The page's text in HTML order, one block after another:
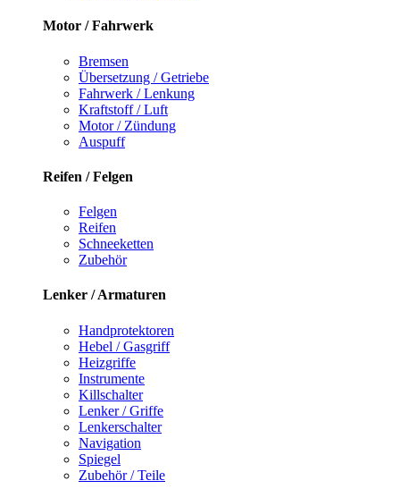
Motor / Fahrwerk
Bremsen
Übersetzung / Getriebe
Fahrwerk / Lenkung
Kraftstoff / Luft
Motor / Zündung
Auspuff
Reifen / Felgen
Felgen
Reifen
Schneeketten
Zubehör
Lenker / Armaturen
Handprotektoren
Hebel / Gasgriff
Heizgriffe
Instrumente
Killschalter
Lenker / Griffe
Lenkerschalter
Navigation
Spiegel
Zubehör / Teile